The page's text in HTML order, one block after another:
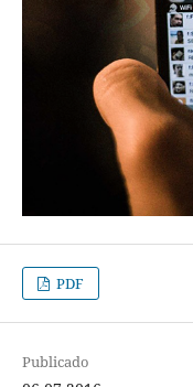
PDF
Publicado